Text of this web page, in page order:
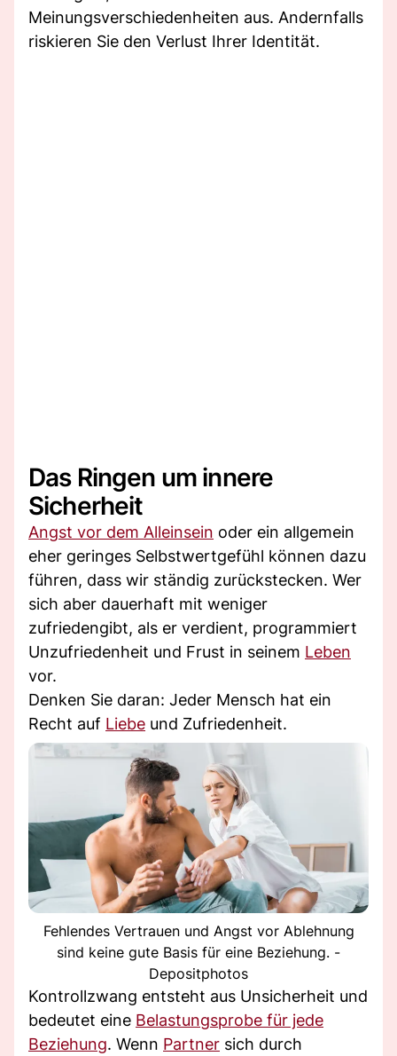
Meinungsverschiedenheiten aus. Andernfalls
riskieren Sie den Verlust Ihrer Identität.
Das Ringen um innere
Sicherheit
Angst vor dem Alleinsein oder ein allgemein
eher geringes Selbstwertgefühl können dazu
führen, dass wir ständig zurückstecken. Wer
sich aber dauerhaft mit weniger
zufriedengibt, als er verdient, programmiert
Unzufriedenheit und Frust in seinem Leben
vor.
Denken Sie daran: Jeder Mensch hat ein
Recht auf Liebe und Zufriedenheit.
Fehlendes Vertrauen und Angst vor Ablehnung
sind keine gute Basis für eine Beziehung. -
Depositphotos
Kontrollzwang entsteht aus Unsicherheit und
bedeutet eine Belastungsprobe für jede
Beziehung. Wenn Partner sich durch